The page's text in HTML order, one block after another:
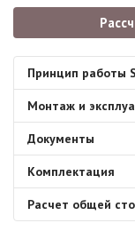
Принцип работы
Монтаж и
Документы
Комплектация
Расчет общей